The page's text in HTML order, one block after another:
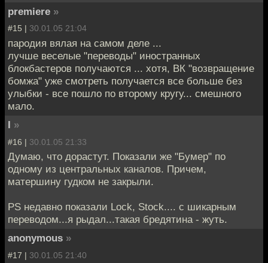
premiere »
#15 | 30.01.05 21:04
пародия вялая на самом деле ...
лучше веселые "переводы" иностранных
блокбастеров получаются ... хотя, ВК "возвращение
бомжа" уже смотреть получается все больше без
улыбки - все пошло по второму кругу... смешного
мало.
I »
#16 | 30.01.05 21:33
Думаю, что дорастут. Показали же "Бумер" по
одному из центральных каналов. Причем,
матершину гудком не закрыли.
PS недавно показали Lock, Stock.... c шикарным
переводом...я рыдал...такая бредятина - жуть.
anonymous »
#17 | 30.01.05 21:40